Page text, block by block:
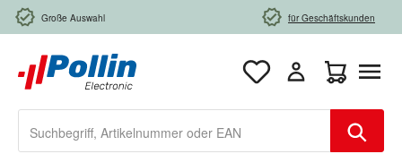
Zum Hauptinhalt springen
Große Auswahl für Geschäftskunden